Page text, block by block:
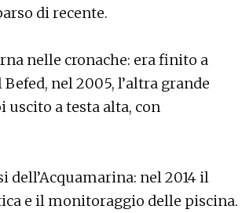
di recente.
nelle cronache: era finito a
nel 2005, l’altra grande
uscito a testa alta, con
dell’Acquamarina: nel 2014 il
e il monitoraggio delle piscina.